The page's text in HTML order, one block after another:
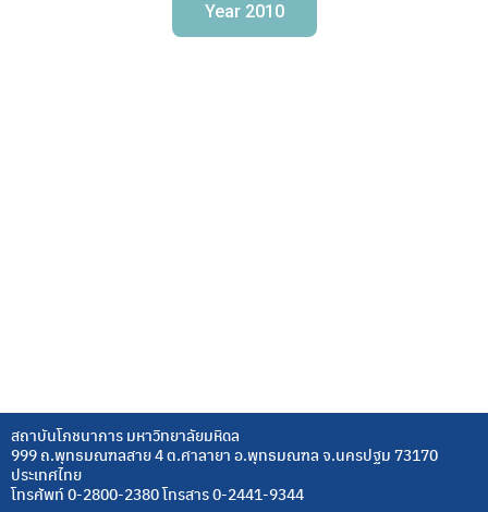
Year 2010
สถาบันโภชนาการ มหาวิทยาลัยมหิดล
999 ถ.พุทธมณฑลสาย 4 ต.ศาลายา อ.พุทธมณฑล จ.นครปฐม 73170
ประเทศไทย
โทรศัพท์ 0-2800-2380 โทรสาร 0-2441-9344